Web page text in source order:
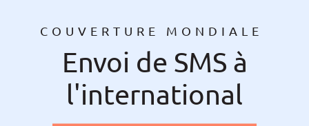
COUVERTURE MONDIALE
Envoi de SMS à
l'international